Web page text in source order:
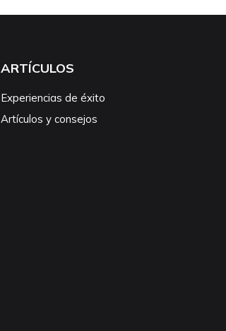
ARTÍCULOS
Experiencias de éxito
Artículos y consejos